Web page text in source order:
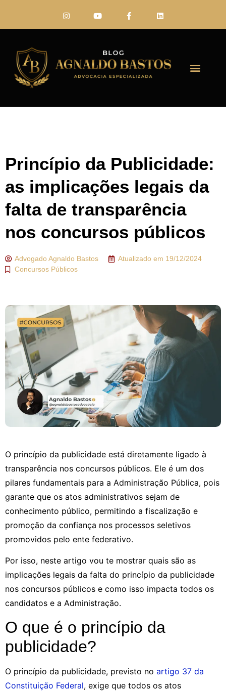
Princípio da Publicidade:
as implicações legais da
falta de transparência
nos concursos públicos
AdvogadoAgnaldo Bastos Atualizado em 19/12/2024
Concursos Públicos
O princípio da publicidade está diretamente ligado à
transparência nos concursos públicos. Ele é um dos
pilares fundamentais para a Administração Pública, pois
garante que os atos administrativos sejam de
conhecimento público, permitindo a fiscalização e
promoção da confiança nos processos seletivos
promovidos pelo ente federativo.
Por isso, neste artigo vou te mostrar quais são as
implicações legais da falta do princípio da publicidade
nos concursos públicos e como isso impacta todos os
candidatos e a Administração.
O que é o princípio da
publicidade?
O princípio da publicidade, previsto no artigo 37 da
Constituição Federal, exige que todos os atos